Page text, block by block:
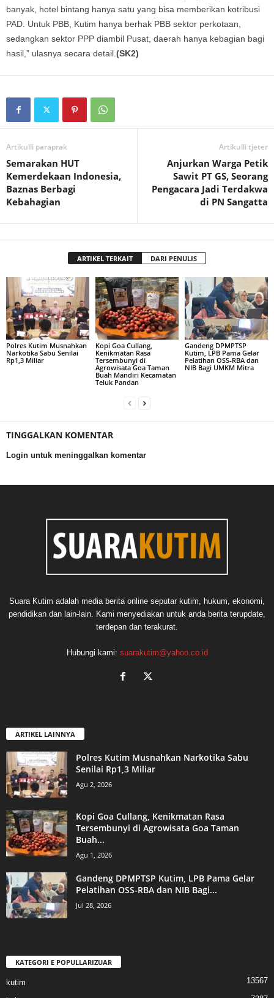
banyak, hotel bintang hanya satu yang bisa memberikan kotribusi
PAD. Untuk PBB, Kutim hanya berhak PBB sektor perkotaan,
sedangkan sektor PPP diambil Pusat, daerah hanya kebagian bagi
hasil,” ulasnya secara detail. (SK2)
Artikulli paraprak
Semarakan HUT
Kemerdekaan Indonesia,
Baznas Berbagi
Kebahagian
Artikulli tjetër
Anjurkan Warga Petik
Sawit PT GS, Seorang
Pengacara Jadi Terdakwa
di PN Sangatta
ARTIKEL TERKAIT DARI PENULIS
Polres Kutim Musnahkan
Narkotika Sabu Senilai
Rp1,3 Miliar
Kopi Goa Cullang,
Kenikmatan Rasa
Tersembunyi di
Agrowisata Goa Taman
Buah Mandiri Kecamatan
Teluk Pandan
Gandeng DPMPTSP
Kutim, LPB Pama Gelar
Pelatihan OSS-RBA dan
NIB Bagi UMKM Mitra
TINGGALKAN KOMENTAR
Login untuk meninggalkan komentar
Suara Kutim adalah media berita online seputar kutim, hukum, ekonomi,
pendidikan dan lain-lain. Kami menyediakan untuk anda berita terupdate,
terdepan dan terakurat.
Hubungi kami: suarakutim@yahoo.co.id
ARTIKEL LAINNYA
Polres Kutim Musnahkan Narkotika Sabu
Senilai Rp1,3 Miliar
Agu 2, 2026
Kopi Goa Cullang, Kenikmatan Rasa
Tersembunyi di Agrowisata Goa Taman
Buah...
Agu 1, 2026
Gandeng DPMPTSP Kutim, LPB Pama Gelar
Pelatihan OSS-RBA dan NIB Bagi...
Jul 28, 2026
KATEGORI E POPULLARIZUAR
kutim 13567